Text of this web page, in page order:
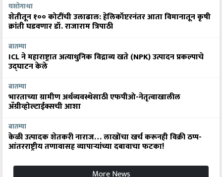
यशोगाथा
शेतीतून १०० कोटींची उलाढाल: हेलिकॉप्टरनंतर आता विमानातून कृषी
क्रांती घडवणार डॉ. राजाराम त्रिपाठी
बातम्या
ICL ने महाराष्ट्रात अत्याधुनिक विद्राव्य खते (NPK) उत्पादन प्रकल्पाचे
उद्घाटन केले
बातम्या
भारताच्या ग्रामीण अर्थव्यवस्थेसाठी एफपीओ-नेतृत्वाखालील
अ‍ॅग्रीव्होल्टाईक्सची आशा
बातम्या
केळी उत्पादक शेतकरी नाराज… लाखोंचा खर्च करूनही विक्री ठप्प-
आंतरराष्ट्रीय तणावासह व्यापाऱ्यांच्या दबावाचा फटका!
More News